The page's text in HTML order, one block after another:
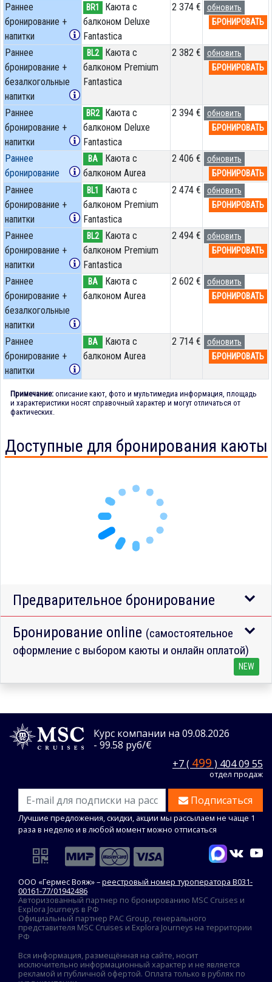
Раннее
бронирование +
напитки
BR1
Каюта с
балконом Deluxe
Fantastica
2 374 €
обновить
БРОНИРОВАТЬ
Раннее
бронирование +
безалкогольные
напитки
BL2
Каюта с
балконом Premium
Fantastica
2 382 €
обновить
БРОНИРОВАТЬ
Раннее
бронирование +
напитки
BR2
Каюта с
балконом Deluxe
Fantastica
2 394 €
обновить
БРОНИРОВАТЬ
Раннее
бронирование
BA
Каюта с
балконом Aurea
2 406 €
обновить
БРОНИРОВАТЬ
Раннее
бронирование +
напитки
BL1
Каюта с
балконом Premium
Fantastica
2 474 €
обновить
БРОНИРОВАТЬ
Раннее
бронирование +
напитки
BL2
Каюта с
балконом Premium
Fantastica
2 494 €
обновить
БРОНИРОВАТЬ
Раннее
бронирование +
безалкогольные
напитки
BA
Каюта с
балконом Aurea
2 602 €
обновить
БРОНИРОВАТЬ
Раннее
бронирование +
напитки
BA
Каюта с
балконом Aurea
2 714 €
обновить
БРОНИРОВАТЬ
Примечание: описание кают, фото и мультимедиа информация, площадь
и характеристики носят справочный характер и могут отличаться от
фактических.
Доступные для бронирования каюты
Предварительное бронирование
Бронирование online (самостоятельное
оформление с выбором каюты и онлайн оплатой)
NEW
Курс компании на 09.08.2026
- 99.58 руб/€
+7 ( 499 ) 404 09 55
отдел продаж
Подписаться
Лучшие предложения, скидки, акции мы рассылаем не чаще 1
раза в неделю и в любой момент можно отписаться
ООО «Гермес Вояж» –реестровый номер туроператора В031-
00161-77/01942486
Авторизованный партнер по бронированию MSC Cruises и
Explora Journeys в РФ
Официальный партнер PAC Group, генерального
представителя MSC Cruises и Explora Journeys на территории
РФ
Вся информация, размещённая на сайте, носит
исключительно информационный характер и не является
рекламой и публичной офертой. Оплата только в рублях по